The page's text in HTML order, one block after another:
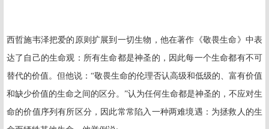
西哲施韦泽把爱的原则扩展到一切生物，他在著作《敬畏生命》中表
达了自己的生命观：所有生命都是神圣的，因此每一个生命都有不可
替代的价值。但他说：“敬畏生命的伦理否认高级和低级的、富有价值
和缺少价值的生命之间的区分。”认为任何生命都是神圣的，不应对生
命的价值序列有所区分，因此常常陷入一种两难境遇：为拯救人的生